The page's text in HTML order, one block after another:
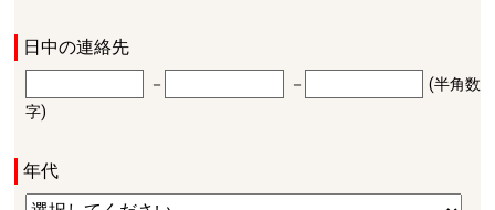
日中の連絡先
－ －
(半角数
字)
年代